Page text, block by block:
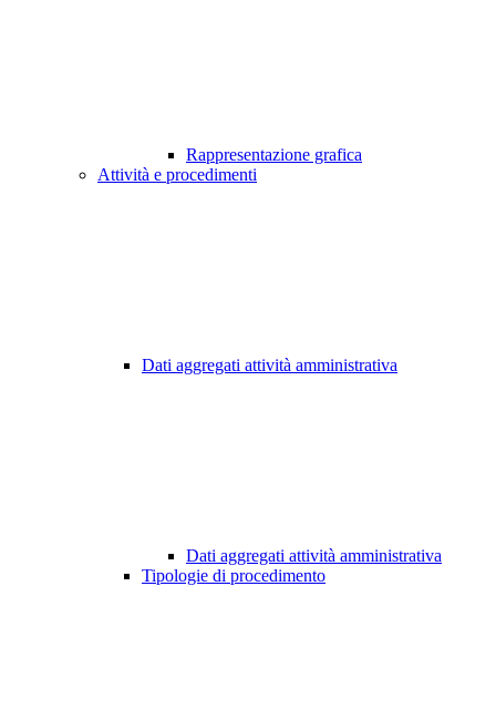
Rappresentazione grafica
Attività e procedimenti
Dati aggregati attività amministrativa
Dati aggregati attività amministrativa
Tipologie di procedimento